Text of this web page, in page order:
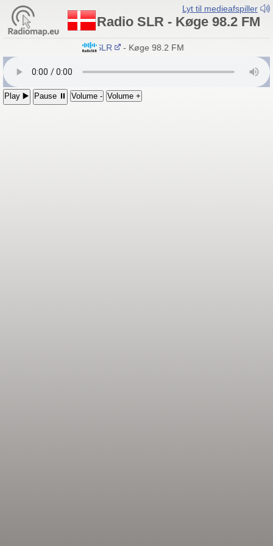
Lyt til medieafspiller
Radio SLR - Køge 98.2 FM
Radio SLR - Køge 98.2 FM
Play ▶️ Pause ⏸ Volume - Volume +